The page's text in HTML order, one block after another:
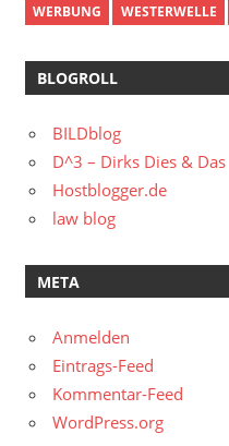
WERBUNG
WESTERWELLE
BLOGROLL
BILDblog
D^3 – Dirks Dies & Das
Hostblogger.de
law blog
META
Anmelden
Eintrags-Feed
Kommentar-Feed
WordPress.org